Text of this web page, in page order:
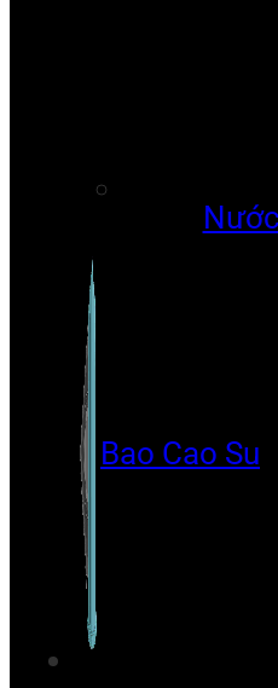
Bao Cao Su